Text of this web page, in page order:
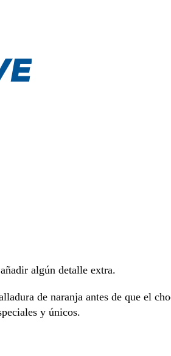
algún detalle extra.
de naranja antes de que el
y únicos.